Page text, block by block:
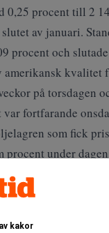
kakor
0,25 procent till 2
av januari.
procent och
amerikansk kvalitet
på torsdagen
fortfarande
som fick
under
sjönk med 2:24
sedan den 10
med 2:16